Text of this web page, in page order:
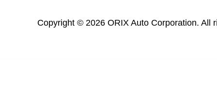
Copyright © 2026 ORIX Auto Corporation. All